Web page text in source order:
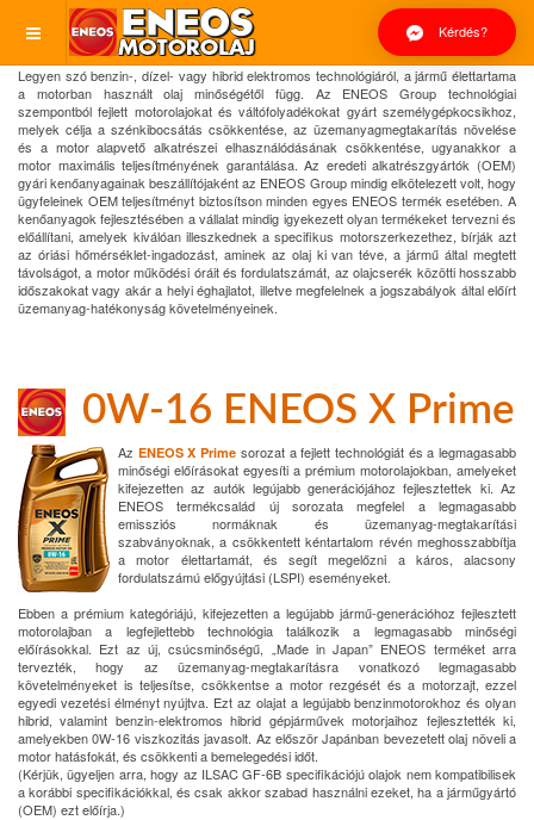
Kérdés?
Legyen szó benzin-, dízel- vagy hibrid elektromos technológiáról, a jármű élettartama
a motorban használt olaj minőségétől függ. Az ENEOS Group technológiai
szempontból fejlett motorolajokat és váltófolyadékokat gyárt személygépkocsikhoz,
melyek célja a szénkibocsátás csökkentése, az üzemanyagmegtakarítás növelése
és a motor alapvető alkatrészei elhasználódásának csökkentése, ugyanakkor a
motor maximális teljesítményének garantálása. Az eredeti alkatrészgyártók (OEM)
gyári kenőanyagainak beszállítójaként az ENEOS Group mindig elkötelezett volt, hogy
ügyfeleinek OEM teljesítményt biztosítson minden egyes ENEOS termék esetében. A
kenőanyagok fejlesztésében a vállalat mindig igyekezett olyan termékeket tervezni és
előállítani, amelyek kiválóan illeszkednek a specifikus motorszerkezethez, bírják azt
az óriási hőmérséklet-ingadozást, aminek az olaj ki van téve, a jármű által megtett
távolságot, a motor működési óráit és fordulatszámát, az olajcserék közötti hosszabb
időszakokat vagy akár a helyi éghajlatot, illetve megfelelnek a jogszabályok által előírt
üzemanyag-hatékonyság követelményeinek.
0W-16 ENEOS X Prime
Az ENEOS X Prime sorozat a fejlett technológiát és a legmagasabb
minőségi előírásokat egyesíti a prémium motorolajokban, amelyeket
kifejezetten az autók legújabb generációjához fejlesztettek ki. Az
ENEOS termékcsalád új sorozata megfelel a legmagasabb
emissziós normáknak és üzemanyag-megtakarítási
szabványoknak, a csökkentett kéntartalom révén meghosszabbítja
a motor élettartamát, és segít megelőzni a káros, alacsony
fordulatszámú előgyújtási (LSPI) eseményeket.
Ebben a prémium kategóriájú, kifejezetten a legújabb jármű-generációhoz fejlesztett
motorolajban a legfejlettebb technológia találkozik a legmagasabb minőségi
előírásokkal. Ezt az új, csúcsminőségű, „Made in Japan” ENEOS terméket arra
tervezték, hogy az üzemanyag-megtakarításra vonatkozó legmagasabb
követelményeket is teljesítse, csökkentse a motor rezgését és a motorzajt, ezzel
egyedi vezetési élményt nyújtva. Ezt az olajat a legújabb benzinmotorokhoz és olyan
hibrid, valamint benzin-elektromos hibrid gépjárművek motorjaihoz fejlesztették ki,
amelyekben 0W-16 viszkozitás javasolt. Az először Japánban bevezetett olaj növeli a
motor hatásfokát, és csökkenti a bemelegedési időt.
(Kérjük, ügyeljen arra, hogy az ILSAC GF-6B specifikációjú olajok nem kompatibilisek
a korábbi specifikációkkal, és csak akkor szabad használni ezeket, ha a járműgyártó
(OEM) ezt előírja.)